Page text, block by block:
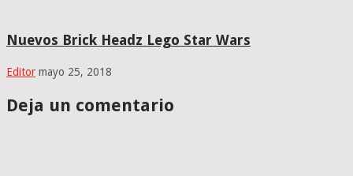
Nuevos Brick Headz Lego Star Wars
Editor mayo 25, 2018
Deja un comentario